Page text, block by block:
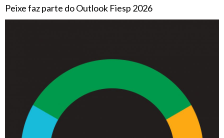
Peixe faz parte do Outlook Fiesp 2026